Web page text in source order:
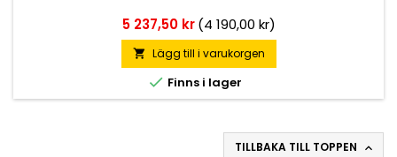
Pris
5 237,50 kr (4 190,00 kr)
 Lägg till i varukorgen
 Finns i lager
TILLBAKA TILL TOPPEN 